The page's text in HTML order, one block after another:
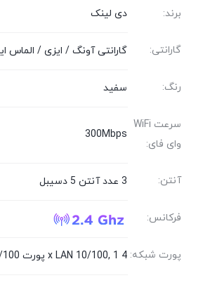
برند: دی لینک
گارانتی: گارانتی آونگ / ایزی / الماس
رنگ: سفید
سرعت WiFi
وای فای:
300Mbps
آنتن: 3 عدد آنتن 5 دسیبل
فرکانس:
پورت شبکه: 4 x LAN 10/100, 1 پورت WAN 10/100